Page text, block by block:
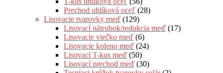
Prechod uhlíková oceľ (28)
Lisovacie tvarovky meď (129)
Lisovací nátrubok/redukcia meď (17)
Lisovacie viečko meď (6)
Lisovacie koleno meď (24)
Lisovací T-kus meď (50)
Lisovací prechod meď (30)